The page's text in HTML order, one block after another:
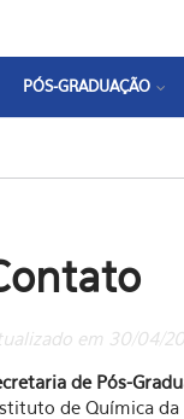
PÓS-GRADUAÇÃO
em 30/04/
de Pós-
de Química da